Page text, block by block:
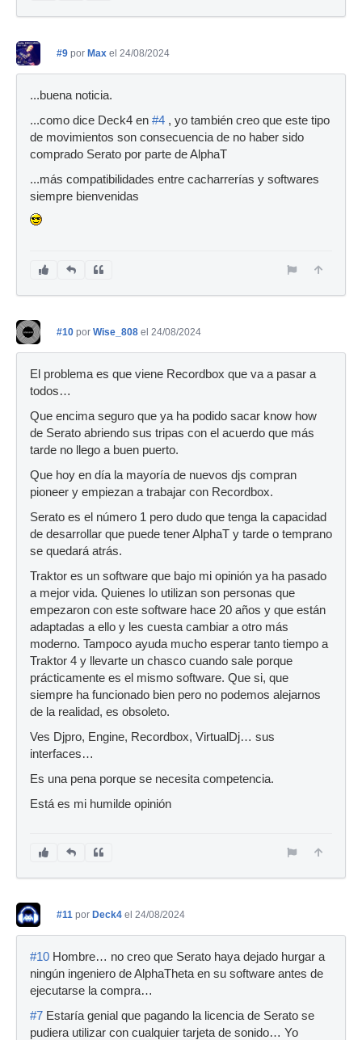
#9 por Max el 24/08/2024
...buena noticia.
...como dice Deck4 en #4 , yo también creo que este tipo
de movimientos son consecuencia de no haber sido
comprado Serato por parte de AlphaT
...más compatibilidades entre cacharrerías y softwares
siempre bienvenidas
#10 por Wise_808 el 24/08/2024
El problema es que viene Recordbox que va a pasar a
todos…
Que encima seguro que ya ha podido sacar know how
de Serato abriendo sus tripas con el acuerdo que más
tarde no llego a buen puerto.
Que hoy en día la mayoría de nuevos djs compran
pioneer y empiezan a trabajar con Recordbox.
Serato es el número 1 pero dudo que tenga la capacidad
de desarrollar que puede tener AlphaT y tarde o temprano
se quedará atrás.
Traktor es un software que bajo mi opinión ya ha pasado
a mejor vida. Quienes lo utilizan son personas que
empezaron con este software hace 20 años y que están
adaptadas a ello y les cuesta cambiar a otro más
moderno. Tampoco ayuda mucho esperar tanto tiempo a
Traktor 4 y llevarte un chasco cuando sale porque
prácticamente es el mismo software. Que si, que
siempre ha funcionado bien pero no podemos alejarnos
de la realidad, es obsoleto.
Ves Djpro, Engine, Recordbox, VirtualDj… sus
interfaces…
Es una pena porque se necesita competencia.
Está es mi humilde opinión
#11 por Deck4 el 24/08/2024
#10 Hombre… no creo que Serato haya dejado hurgar a
ningún ingeniero de AlphaTheta en su software antes de
ejecutarse la compra…
#7 Estaría genial que pagando la licencia de Serato se
pudiera utilizar con cualquier tarjeta de sonido… Yo